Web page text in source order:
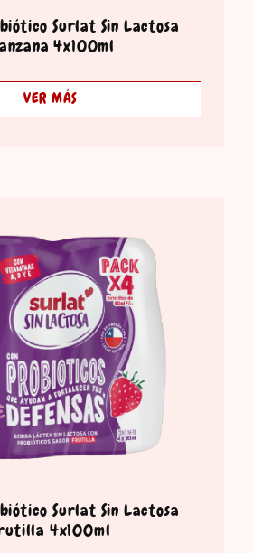
Surlat Sin Lactosa
4x100ml
VER MÁS
Surlat Sin Lactosa
Frutilla 4x100ml